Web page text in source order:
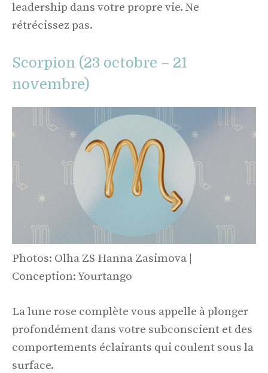
leadership dans votre propre vie. Ne
rétrécissez pas.
Scorpion (23 octobre – 21
novembre)
Photos: Olha ZS Hanna Zasimova |
Conception: Yourtango
La lune rose complète vous appelle à plonger
profondément dans votre subconscient et des
comportements éclairants qui coulent sous la
surface.